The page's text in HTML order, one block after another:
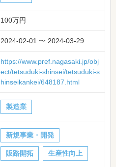
100万円
2024-02-01 〜 2024-03-29
https://www.pref.nagasaki.jp/obj
ect/tetsuduki-shinsei/tetsuduki-s
hinseikankei/648187.html
製造業
新規事業・開発
販路開拓 生産性向上